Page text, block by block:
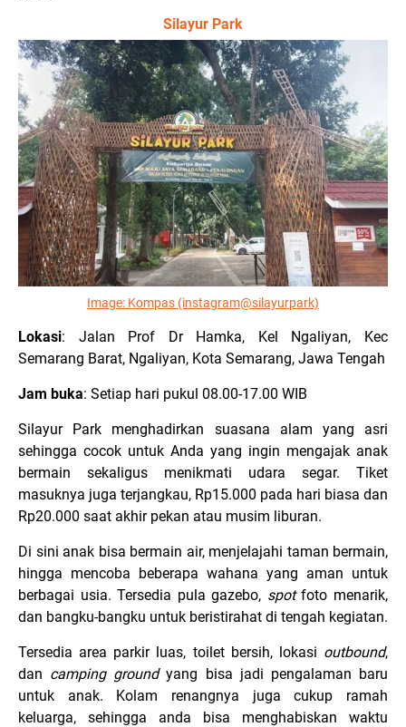
Silayur Park
Image: Kompas (instagram@silayurpark)
Lokasi: Jalan Prof Dr Hamka, Kel Ngaliyan, Kec
Semarang Barat, Ngaliyan, Kota Semarang, Jawa Tengah
Jam buka: Setiap hari pukul 08.00-17.00 WIB
Silayur Park menghadirkan suasana alam yang asri
sehingga cocok untuk Anda yang ingin mengajak anak
bermain sekaligus menikmati udara segar. Tiket
masuknya juga terjangkau, Rp15.000 pada hari biasa dan
Rp20.000 saat akhir pekan atau musim liburan.
Di sini anak bisa bermain air, menjelajahi taman bermain,
hingga mencoba beberapa wahana yang aman untuk
berbagai usia. Tersedia pula gazebo, spotfoto menarik,
dan bangku-bangku untuk beristirahat di tengah kegiatan.
Tersedia area parkir luas, toilet bersih, lokasi outbound,
dan camping groundyang bisa jadi pengalaman baru
untuk anak. Kolam renangnya juga cukup ramah
keluarga, sehingga anda bisa menghabiskan waktu